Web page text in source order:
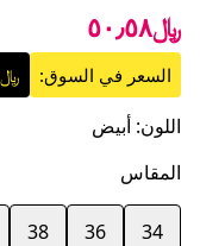
﷼٥٠٫٥٨
السعر في السوق: ﷼٧٦٫٤٦
اللون: أبيض
المقاس
34
36
38